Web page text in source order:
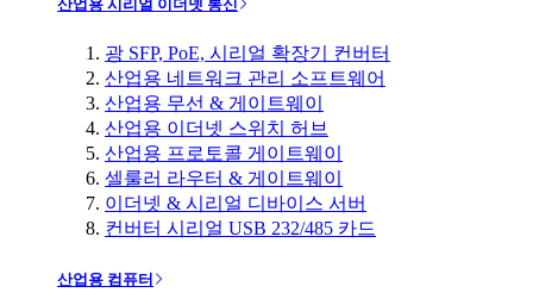
산업용 시리얼 이더넷 통신
광 SFP, PoE, 시리얼 확장기 컨버터
산업용 네트워크 관리 소프트웨어
산업용 무선 & 게이트웨이
산업용 이더넷 스위치 허브
산업용 프로토콜 게이트웨이
셀룰러 라우터 & 게이트웨이
이더넷 & 시리얼 디바이스 서버
컨버터 시리얼 USB 232/485 카드
산업용 컴퓨터